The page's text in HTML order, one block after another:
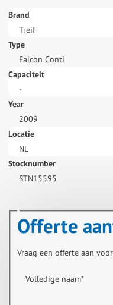
Brand
Treif
Type
Falcon Conti
Capaciteit
-
Year
2009
Locatie
NL
Stocknumber
STN15595
Offerte
Vraag een offerte aan
Volledige naam*